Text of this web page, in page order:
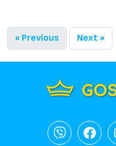
« Previous Next »